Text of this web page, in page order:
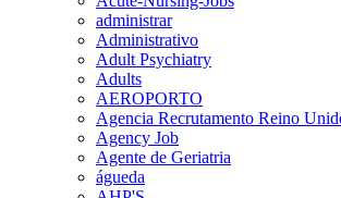
administrar
Administrativo
Adult Psychiatry
Adults
AEROPORTO
Agencia Recrutamento Reino
Agency Job
Agente de Geriatria
águeda